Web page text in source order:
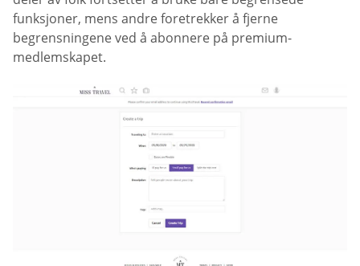
funksjoner, mens andre foretrekker å fjerne
begrensningene ved å abonnere på premium-
medlemskapet.